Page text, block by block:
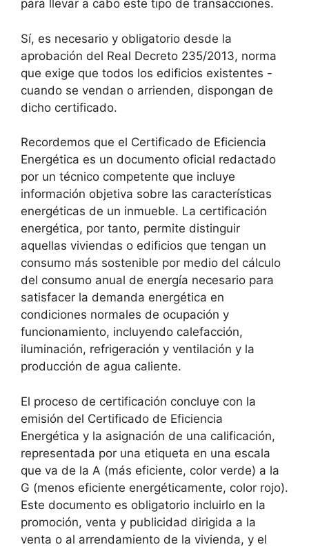
para llevar a cabo este tipo de transacciones.
Sí, es necesario y obligatorio desde la
aprobación del Real Decreto 235/2013, norma
que exige que todos los edificios existentes -
cuando se vendan o arrienden, dispongan de
dicho certificado.
Recordemos que el Certificado de Eficiencia
Energética es un documento oficial redactado
por un técnico competente que incluye
información objetiva sobre las características
energéticas de un inmueble. La certificación
energética, por tanto, permite distinguir
aquellas viviendas o edificios que tengan un
consumo más sostenible por medio del cálculo
del consumo anual de energía necesario para
satisfacer la demanda energética en
condiciones normales de ocupación y
funcionamiento, incluyendo calefacción,
iluminación, refrigeración y ventilación y la
producción de agua caliente.
El proceso de certificación concluye con la
emisión del Certificado de Eficiencia
Energética y la asignación de una calificación,
representada por una etiqueta en una escala
que va de la A (más eficiente, color verde) a la
G (menos eficiente energéticamente, color rojo).
Este documento es obligatorio incluirlo en la
promoción, venta y publicidad dirigida a la
venta o al arrendamiento de la vivienda, y el